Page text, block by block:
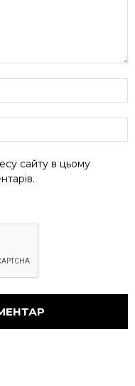
сайту в цьому